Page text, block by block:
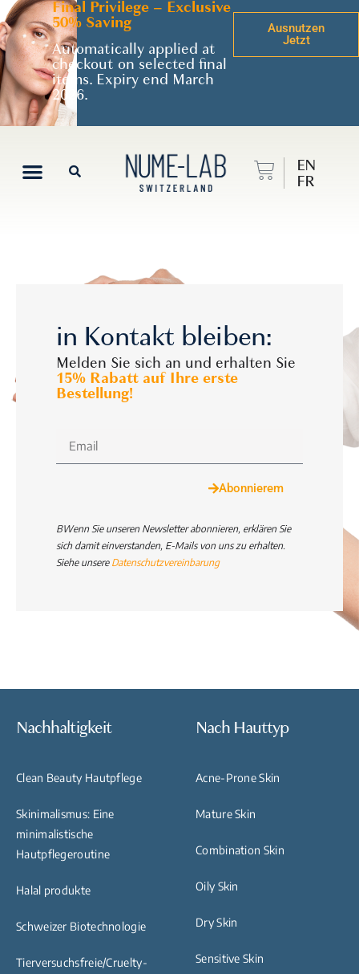
Final Privilege – Exclusive
50% Saving
Automatically applied at
checkout on selected final
items. Expiry end March
2026.
Ausnutzen
Jetzt
EN
FR
in Kontakt bleiben:
Melden Sie sich an und erhalten Sie
15% Rabatt auf Ihre erste
Bestellung!
Abonnierem
BWenn Sie unseren Newsletter abonnieren, erklären Sie
sich damit einverstanden, E-Mails von uns zu erhalten.
Siehe unsere Datenschutzvereinbarung
Nachhaltigkeit
Clean Beauty Hautpflege
Skinimalismus: Eine
minimalistische
Hautpflegeroutine
Halal produkte
Schweizer Biotechnologie
Tierversuchsfreie/Cruelty-
Nach Hauttyp
Acne-Prone Skin
Mature Skin
Combination Skin
Oily Skin
Dry Skin
Sensitive Skin